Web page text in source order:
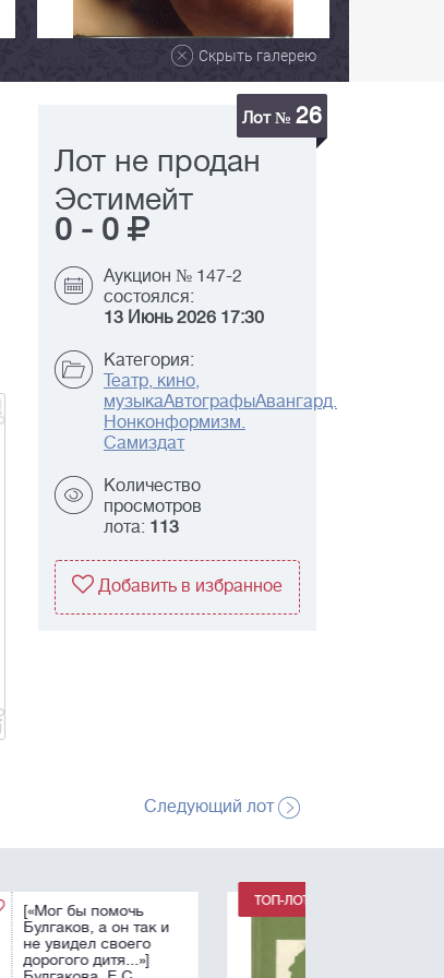
Скрыть галерею
Лот № 26
Лот не продан
Эстимейт
0 - 0
Аукцион № 147-2
состоялся:
13 Июнь 2026 17:30
Категория:
Театр, кино,
музыкаАвтографыАвангард.
Нонконформизм.
Самиздат
Количество
просмотров
лота: 113
Добавить в избранное
Следующий лот
[Уникальный лот!
Более 200
автографов —
Ахмадулина Б.,